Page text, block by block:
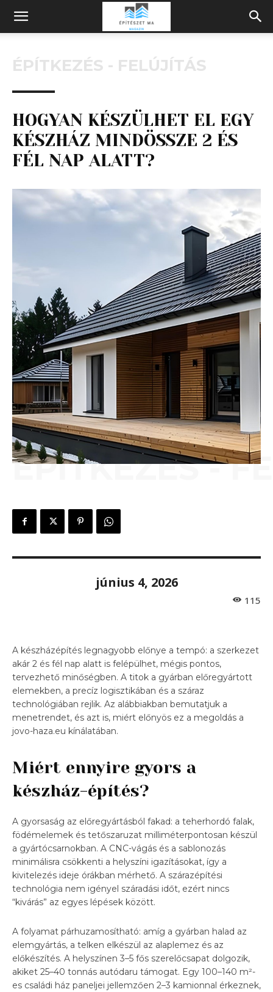
Építeszeti
Magazin
ÉPÍTKEZÉS - FELÚJÍTÁS
HOGYAN KÉSZÜLHET EL EGY
KÉSZHÁZ MINDÖSSZE 2 ÉS
FÉL NAP ALATT?
ÉPÍTKEZÉS -
június 4, 2026
115
A készházépítés legnagyobb előnye a tempó: a szerkezet
akár 2 és fél nap alatt is felépülhet, mégis pontos,
tervezhető minőségben. A titok a gyárban előregyártott
elemekben, a precíz logisztikában és a száraz
technológiában rejlik. Az alábbiakban bemutatjuk a
menetrendet, és azt is, miért előnyös ez a megoldás a
jovo-haza.eu kínálatában.
Miért ennyire gyors a
készház-építés?
A gyorsaság az előregyártásból fakad: a teherhordó falak,
födémelemek és tetőszaruzat milliméterpontosan készül
a gyártócsarnokban. A CNC-vágás és a sablonozás
minimálisra csökkenti a helyszíni igazításokat, így a
kivitelezés ideje órákban mérhető. A szárazépítési
technológia nem igényel száradási időt, ezért nincs
“kivárás” az egyes lépések között.
A folyamat párhuzamosítható: amíg a gyárban halad az
elemgyártás, a telken elkészül az alaplemez és az
előkészítés. A helyszínen 3–5 fős szerelőcsapat dolgozik,
akiket 25–40 tonnás autódaru támogat. Egy 100–140 m²-
es családi ház paneljei jellemzően 2–3 kamionnal érkeznek,